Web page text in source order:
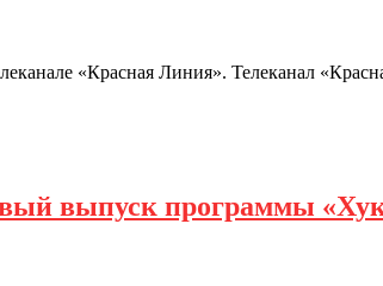
«Красная Линия». Телеканал
выпуск программы «Хук